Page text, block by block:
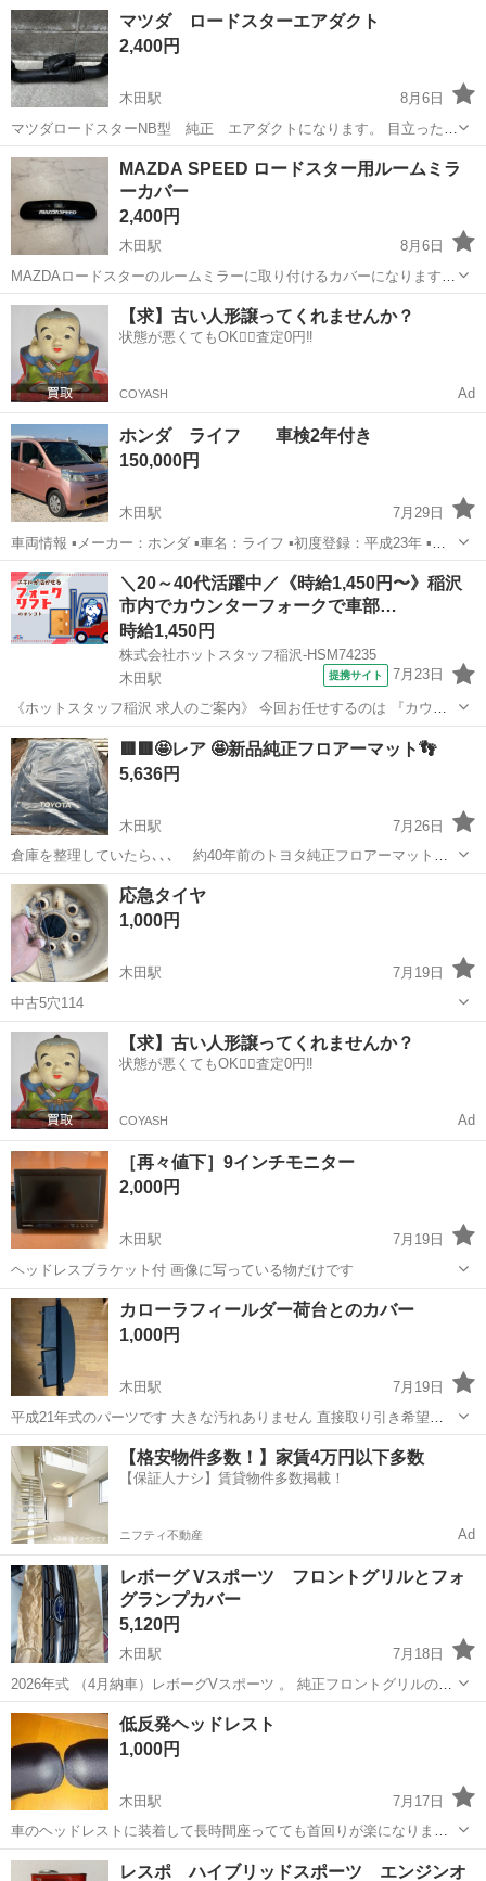
マツダ ロードスターエアダクト
2,400円
木田駅
8月6日
マツダロードスターNB型 純正 エアダクトになります。 目立った劣
化、割れは無くきれいな状態です。 多少の埃などはありますが水洗い
できれいになる程度です。 基本的に現状渡しでお願いします。 よろし
くお願いします。
愛知 津島市 マツダロードスター
MAZDA SPEED ロードスター用ルームミラ
ーカバー
2,400円
木田駅
8月6日
MAZDAロードスターのルームミラーに取り付けるカバーになります。
MAZDA SPEEDのステッカーが貼ってありますが、MAZDA SPEED製
ではないと思います。 インテリアのオシャレカスタムにはとても簡単
な品になり...
愛知 津島市 木田駅 内装、インテリア
【求】古い人形譲ってくれませんか？
状態が悪くてもOK🙆‍♀️査定0円‼️
COYASH Ad
ホンダ ライフ 車検2年付き
150,000円
木田駅
7月29日
車両情報 ▪メーカー：ホンダ ▪車名：ライフ ▪初度登録：平成23年 ▪走
行距離：10万キロ ▪車検：2年付き
愛知 津島市 車のパーツ
＼20～40代活躍中／《時給1,450円〜》稲沢
市内でカウンターフォークで車部…
時給1,450円
株式会社ホットスタッフ稲沢-HSM74235
木田駅
提携サイト 7月23日
《ホットスタッフ稲沢 求人のご案内》 今回お任せするのは 『カウン
ターリフトで製品の運搬作業!』 ┏━━━━━━━━━━━━━━┓
お仕事内容 ━━━━━━━━━━━━━━┛ 1)カウンターリフトやハ
ンドリフトで 車部...
愛知 木田駅 その他
🟥🟥🤩レア 🤩新品純正フロアーマット👣
5,636円
木田駅
7月26日
倉庫を整理していたら､､､ 約40年前のトヨタ純正フロアーマット
【一台分】5点セット もちろん新品で未開封です。 【箱
は汚れていたので廃棄】 旧車にはピッタリかなぁ ^_^ 多分新品は
なかなか出ないと思...
愛知 津島市 木田駅
応急タイヤ
1,000円
木田駅
7月19日
中古5穴114
愛知 稲沢市 木田駅 タイヤ、ホイール
【求】古い人形譲ってくれませんか？
状態が悪くてもOK🙆‍♀️査定0円‼️
COYASH Ad
［再々値下］9インチモニター
2,000円
木田駅
7月19日
ヘッドレスブラケット付 画像に写っている物だけです
愛知 稲沢市 カーナビ、テレビ
カローラフィールダー荷台とのカバー
1,000円
木田駅
7月19日
平成21年式のパーツです 大きな汚れありません 直接取り引き希望
NCNR
愛知 稲沢市 木田駅 内装、インテリア 荷台
【格安物件多数！】家賃4万円以下多数
【保証人ナシ】賃貸物件多数掲載！
ニフティ不動産 Ad
レボーグ Vスポーツ フロントグリルとフォ
グランプカバー
5,120円
木田駅
7月18日
2026年式 （4月納車）レボーグVスポーツ 。 純正フロントグリルの出
品になります。 納車の前にディラーにて取り外してもらいました。 今
なら おまけで純正フォグランプカバー（納車前に取り外し）も付いて
きます。 商品は新品未...
愛知 あま市 木田駅 パーツ
低反発ヘッドレスト
1,000円
木田駅
7月17日
車のヘッドレストに装着して長時間座ってても首回りが楽になりま
す。 外せば枕にもなります。 二個まとめてどうぞ。運転席と助手席に
愛知 あま市 木田駅 その他 ヘッドレスト
レスポ ハイブリッドスポーツ エンジンオ